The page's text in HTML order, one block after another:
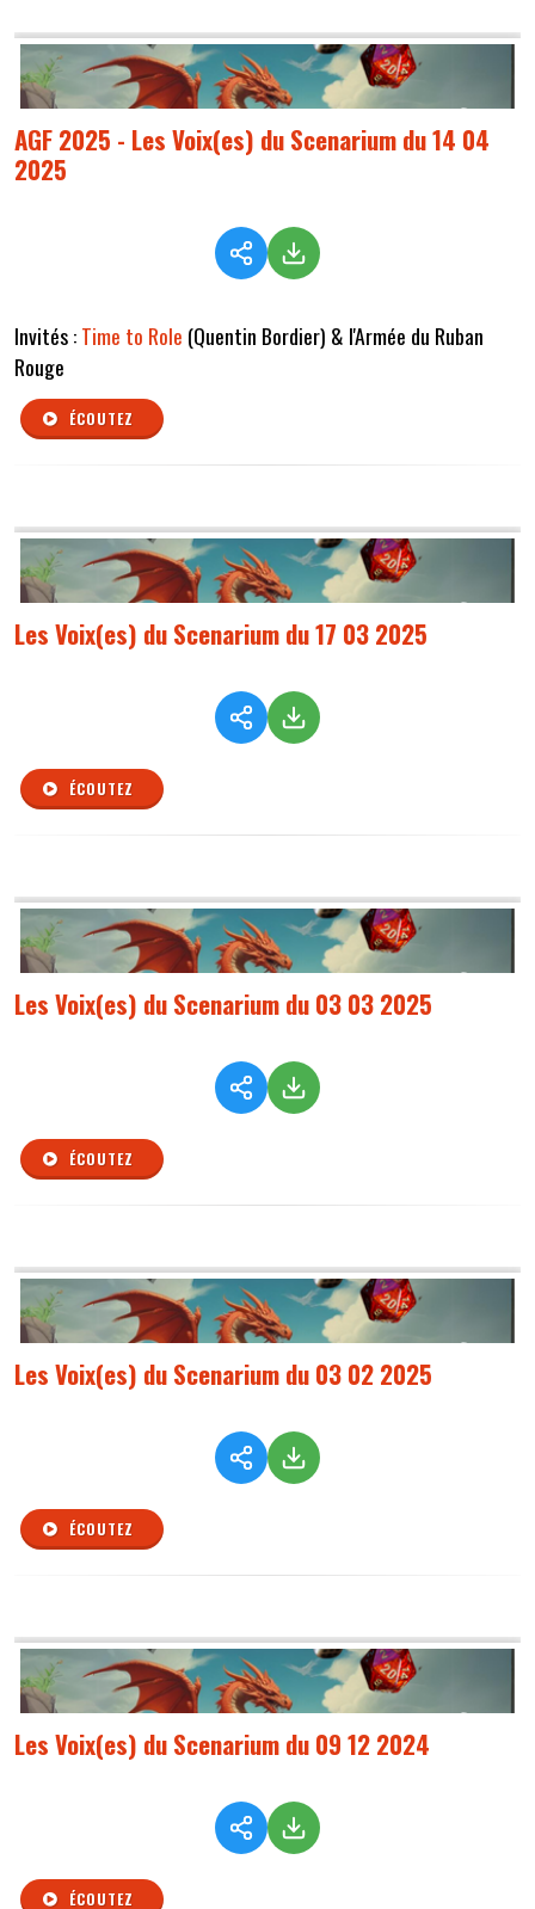
AGF 2025 - Les Voix(es) du Scenarium du 14 04
2025
Invités :Time to Role (Quentin Bordier) & l'Armée du Ruban
Rouge
ÉCOUTEZ
Les Voix(es) du Scenarium du 17 03 2025
ÉCOUTEZ
Les Voix(es) du Scenarium du 03 03 2025
ÉCOUTEZ
Les Voix(es) du Scenarium du 03 02 2025
ÉCOUTEZ
Les Voix(es) du Scenarium du 09 12 2024
ÉCOUTEZ